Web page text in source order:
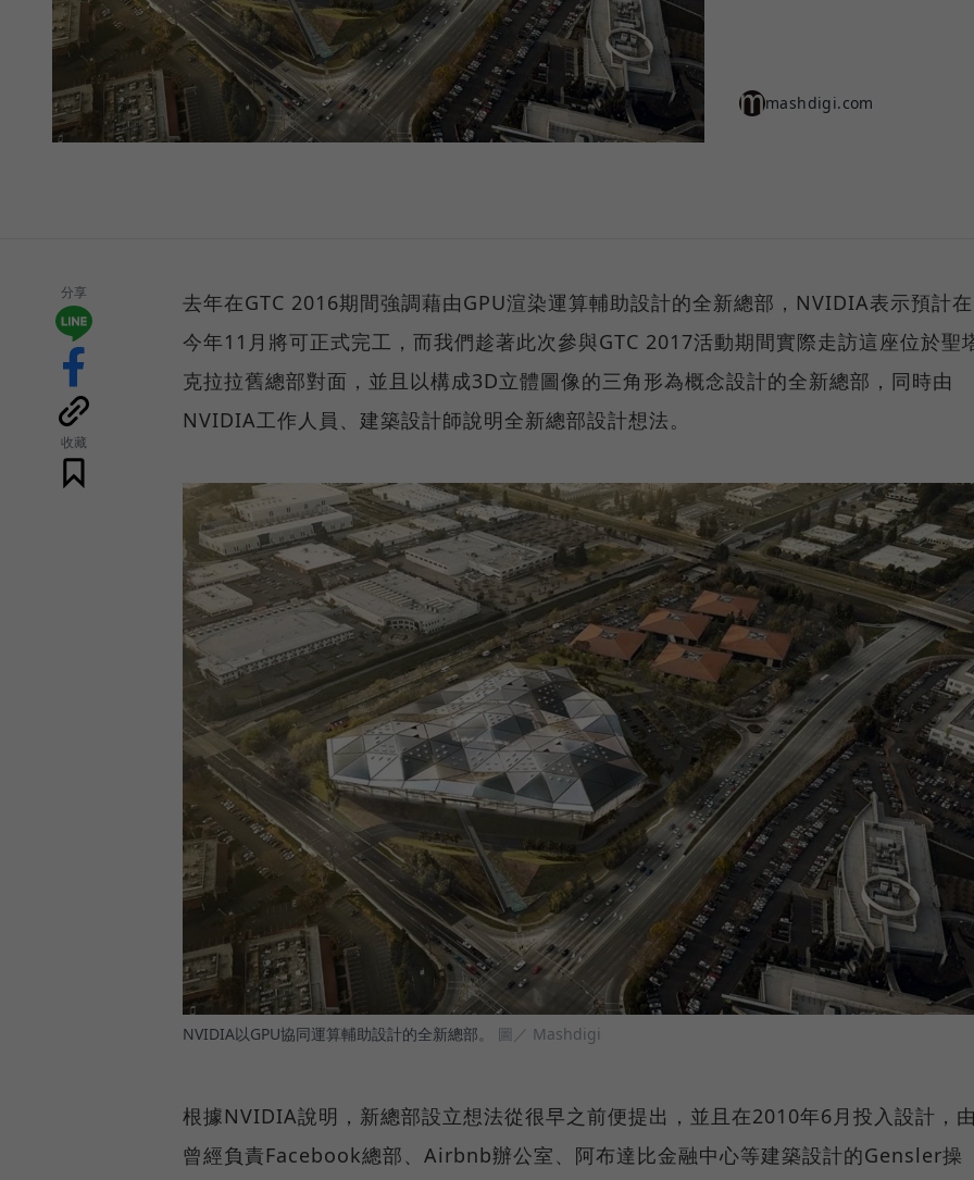
mashdigi.com
分享
收藏
去年在GTC 2016期間強調藉由GPU渲染運算輔助設計的全新總部，NVIDIA表示預計在
今年11月將可正式完工，而我們趁著此次參與GTC 2017活動期間實際走訪這座位於聖
克拉拉舊總部對面，並且以構成3D立體圖像的三角形為概念設計的全新總部，同時由
NVIDIA工作人員、建築設計師說明全新總部設計想法。
NVIDIA以GPU協同運算輔助設計的全新總部。 圖／ Mashdigi
根據NVIDIA說明，新總部設立想法從很早之前便提出，並且在2010年6月投入設計，
曾經負責Facebook總部、Airbnb辦公室、阿布達比金融中心等建築設計的Gensler操